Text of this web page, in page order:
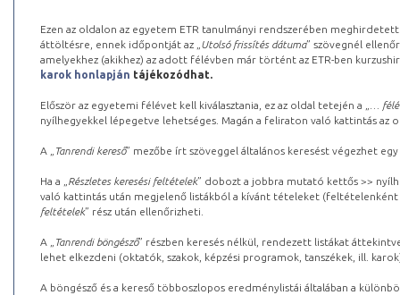
Ezen az oldalon az egyetem ETR tanulmányi rendszerében
áttöltésre, ennek időpontját az „ Utolsó frissítés dátuma” szövegnél
amelyekhez (akikhez) az adott félévben már történt az ETR-ben
karok honlapján tájékozódhat.
Először az egyetemi félévet kell kiválasztania, ez az oldal tetején a „
…
nyílhegyekkel lépegetve lehetséges. Magán a feliraton való kattintás az
A „ Tanrendi kereső” mezőbe írt szöveggel általános keresést végezhet
Ha a „ Részletes keresési feltételek” dobozt a jobbra mutató kettős >>
való kattintás után megjelenő listákból a kívánt tételeket (feltételenként
feltételek” rész után ellenőrizheti.
A „ Tanrendi böngésző” részben keresés nélkül, rendezett listákat
lehet elkezdeni (oktatók, szakok, képzési programok, tanszékek, ill.
A böngésző és a kereső többoszlopos eredménylistái általában a